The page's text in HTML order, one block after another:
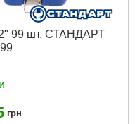
2" 99 шт. СТАНДАРТ
грн